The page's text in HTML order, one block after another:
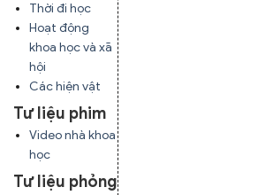
Thời đi học
Hoạt động
khoa học và xã
hội
Các hiện vật
Tư liệu phim
Video nhà khoa
học
Tư liệu phỏng